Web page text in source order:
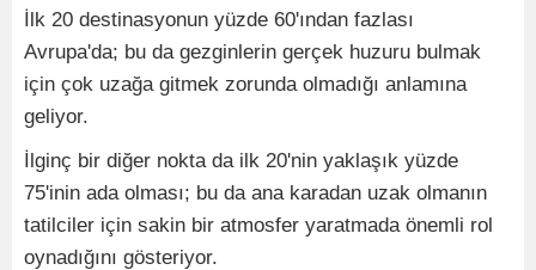
İlk 20 destinasyonun yüzde 60'ından fazlası
Avrupa'da; bu da gezginlerin gerçek huzuru bulmak
için çok uzağa gitmek zorunda olmadığı anlamına
geliyor.
İlginç bir diğer nokta da ilk 20'nin yaklaşık yüzde
75'inin ada olması; bu da ana karadan uzak olmanın
tatilciler için sakin bir atmosfer yaratmada önemli rol
oynadığını gösteriyor.